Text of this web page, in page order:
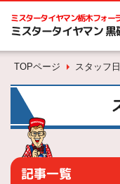
ミスタータイヤマン栃木フォー
ミスタータイヤマン 黒
TOPページ スタッフ
記事一覧